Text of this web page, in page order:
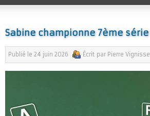
Sabine championne 7ème série
Publié le 24 juin 2026 Écrit par Pierre Vignisse